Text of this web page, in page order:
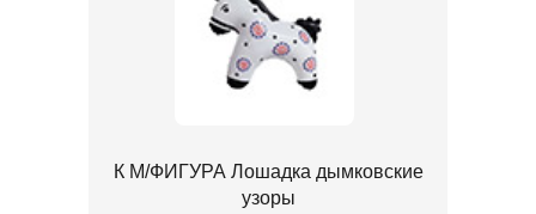
К М/ФИГУРА Лошадка дымковские
узоры